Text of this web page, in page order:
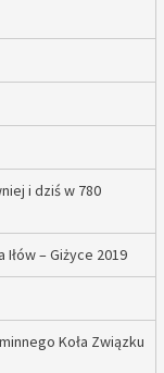
i dziś w 780
– Giżyce 2019
Koła Związku